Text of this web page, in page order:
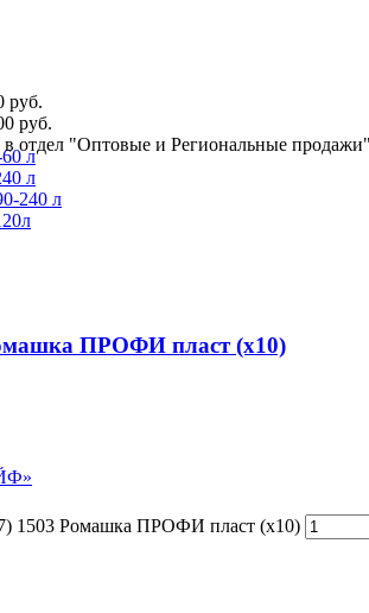
л
л
240 л
руб.
руб.
отдел "Оптовые и Региональные
ПРОФИ пласт (х10)
1503 Ромашка ПРОФИ пласт (х10)